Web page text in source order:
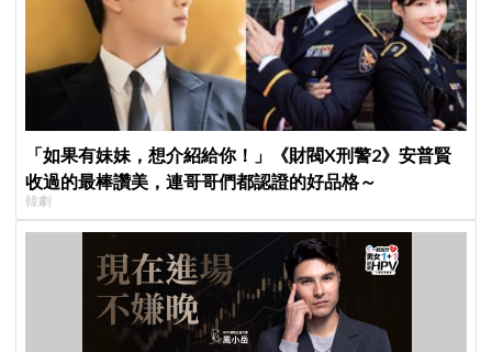
「如果有妹妹，想介紹給你！」《財閥X刑警2》安普賢
收過的最棒讚美，連哥哥們都認證的好品格～
韓劇